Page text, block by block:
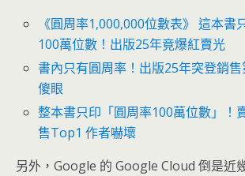
《圓周率1,000,000位數表》 這本書
100萬位數！出版25年竟爆紅賣光
書內只有圓周率！出版25年突登銷
傻眼
整本書只印「圓周率100萬位數」！
售Top1 作者嚇壞
另外，Google 的 Google Cloud 倒是近